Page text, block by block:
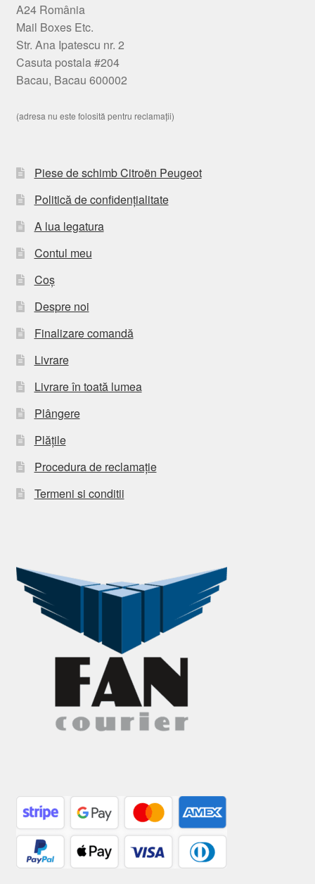
A24 România
Mail Boxes Etc.
Str. Ana Ipatescu nr. 2
Casuta postala #204
Bacau, Bacau 600002
(adresa nu este folosită pentru reclamații)
Piese de schimb Citroën Peugeot
Politică de confidențialitate
A lua legatura
Contul meu
Coș
Despre noi
Finalizare comandă
Livrare
Livrare în toată lumea
Plângere
Plățile
Procedura de reclamație
Termeni si conditii